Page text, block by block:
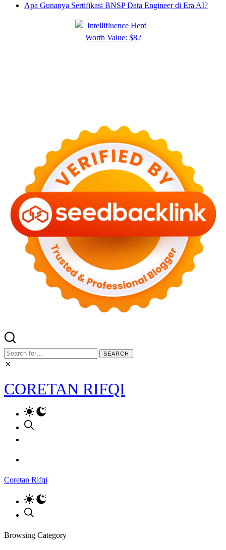
Apa Gunanya Sertifikasi BNSP Data Engineer di Era AI?
Search
for:
CORETAN RIFQI
Coretan Rifqi
Browsing Category